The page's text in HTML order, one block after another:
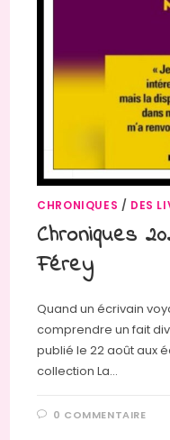
CHRONIQUES / DES
Chroniques
Férey
Quand un écrivain
comprendre un fait
publié le 22 août aux
collection La…
0 COMMENTAIRE